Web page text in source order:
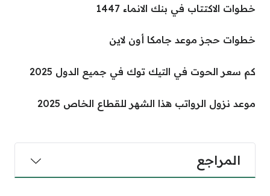
خطوات الاكتتاب في بنك الانماء 1447
خطوات حجز موعد جامكا أون لاين
كم سعر الحوت في التيك توك في جميع الدول 2025
موعد نزول الرواتب هذا الشهر للقطاع الخاص 2025
المراجع